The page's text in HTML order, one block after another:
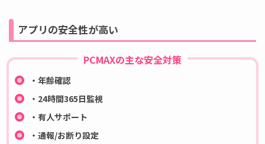
アプリの安全性が高い
PCMAXの主な安全対策
・年齢確認
・24時間365日監視
・有人サポート
・通報/お断り設定